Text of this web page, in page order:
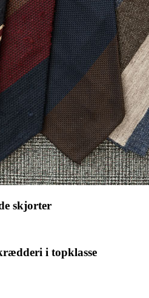
skjorter
i topklasse